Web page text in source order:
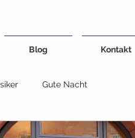
Blog Kontakt
Gute Nacht
Kreativ und Farben